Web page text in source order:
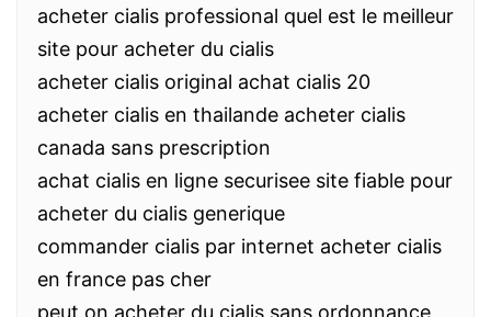
acheter cialis professional quel est le meilleur
site pour acheter du cialis
acheter cialis original achat cialis 20
acheter cialis en thailande acheter cialis
canada sans prescription
achat cialis en ligne securisee site fiable pour
acheter du cialis generique
commander cialis par internet acheter cialis
en france pas cher
peut on acheter du cialis sans ordonnance